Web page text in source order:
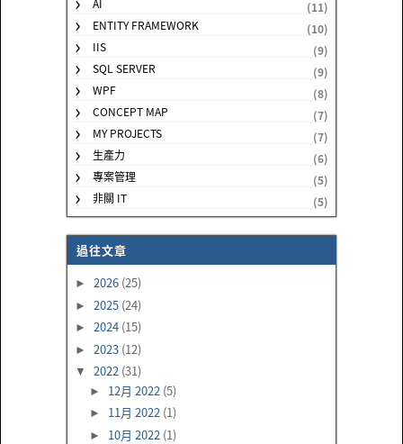
AI
(11)
ENTITY FRAMEWORK
(10)
IIS
(9)
SQL SERVER
(9)
WPF
(8)
CONCEPT MAP
(7)
MY PROJECTS
(7)
生產力
(6)
專案管理
(5)
非關 IT
(5)
過往文章
► 2026 (25)
► 2025 (24)
► 2024 (15)
► 2023 (12)
▼ 2022 (31)
► 12月 2022 (5)
► 11月 2022 (1)
► 10月 2022 (1)